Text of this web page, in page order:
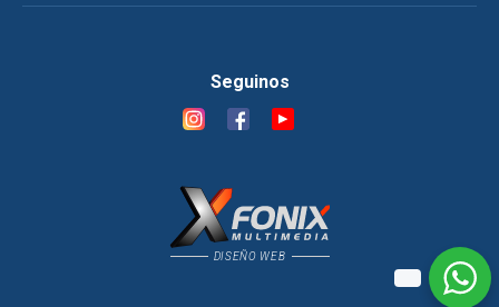
Seguinos
DISEÑO WEB